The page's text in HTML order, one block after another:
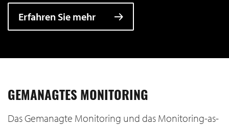
Erfahren Sie mehr
GEMANAGTES MONITORING
Das Gemanagte Monitoring und das Monitoring-as-